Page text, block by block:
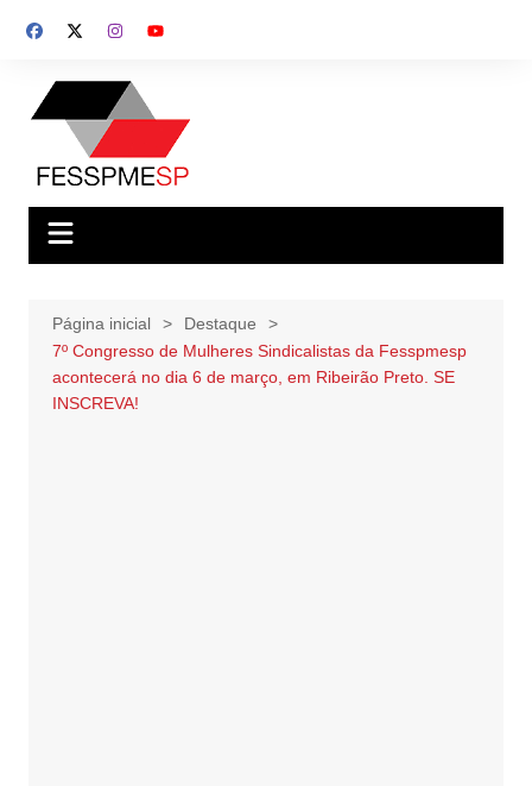
para
conteúdo
Página inicial
Destaque
7º Congresso de Mulheres Sindicalistas da Fesspmesp
acontecerá no dia 6 de março, em Ribeirão Preto. SE
INSCREVA!